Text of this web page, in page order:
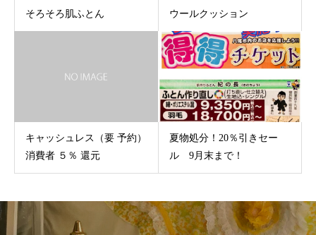
そろそろ肌ふとん ウールクッション
キャッシュレス（要 予約）
消費者 ５％ 還元
夏物処分！20％引きセー
ル 9月末まで！